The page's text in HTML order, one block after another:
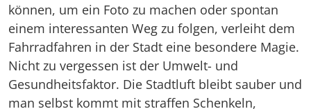
können, um ein Foto zu machen oder spontan
einem interessanten Weg zu folgen, verleiht dem
Fahrradfahren in der Stadt eine besondere Magie.
Nicht zu vergessen ist der Umwelt- und
Gesundheitsfaktor. Die Stadtluft bleibt sauber und
man selbst kommt mit straffen Schenkeln,